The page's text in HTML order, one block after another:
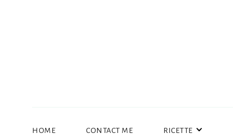
HOME CONTACT ME RICETTE